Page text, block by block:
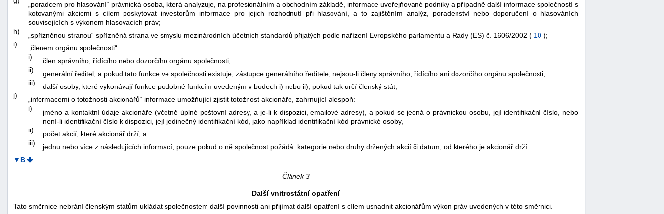
„poradcem pro hlasování“ právnická osoba, která analyzuje, na profesionálním a obchodním základě, informace uveřejňované podniky a případně další informace společností s
kotovanými akciemi s cílem poskytovat investorům informace pro jejich rozhodnutí při hlasování, a to zajištěním analýz, poradenství nebo doporučení o hlasováních
souvisejících s výkonem hlasovacích práv;
h)
„spřízněnou stranou“ spřízněná strana ve smyslu mezinárodních účetních standardů přijatých podle nařízení Evropského parlamentu a Rady (ES) č. 1606/2002 ( 10 );
i)
„členem orgánu společnosti“:
i)
člen správního, řídícího nebo dozorčího orgánu společnosti,
ii)
generální ředitel, a pokud tato funkce ve společnosti existuje, zástupce generálního ředitele, nejsou-li členy správního, řídícího ani dozorčího orgánu společnosti,
iii)
další osoby, které vykonávají funkce podobné funkcím uvedeným v bodech i) nebo ii), pokud tak určí členský stát;
j)
„informacemi o totožnosti akcionářů“ informace umožňující zjistit totožnost akcionáře, zahrnující alespoň:
i)
jméno a kontaktní údaje akcionáře (včetně úplné poštovní adresy, a je-li k dispozici, emailové adresy), a pokud se jedná o právnickou osobu, její identifikační číslo, nebo
není-li identifikační číslo k dispozici, její jedinečný identifikační kód, jako například identifikační kód právnické osoby,
ii)
počet akcií, které akcionář drží, a
iii)
jednu nebo více z následujících informací, pouze pokud o ně společnost požádá: kategorie nebo druhy držených akcií či datum, od kterého je akcionář drží.
▼B
Článek 3
Další vnitrostátní opatření
Tato směrnice nebrání členským státům ukládat společnostem další povinnosti ani přijímat další opatření s cílem usnadnit akcionářům výkon práv uvedených v této směrnici.